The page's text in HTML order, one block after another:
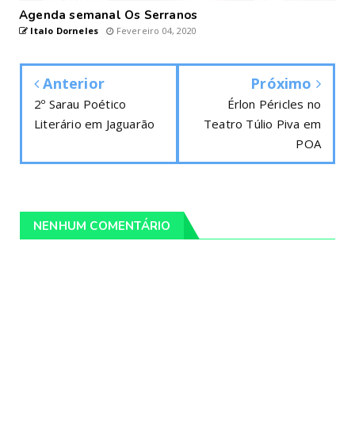
Agenda semanal Os Serranos
Italo Dorneles Fevereiro 04, 2020
Anterior
2º Sarau Poético
Literário em Jaguarão
Próximo
Érlon Péricles no
Teatro Túlio Piva em
POA
NENHUM COMENTÁRIO